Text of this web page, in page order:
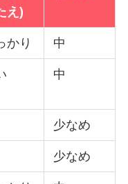
え)
かり 中
中
少なめ
少なめ